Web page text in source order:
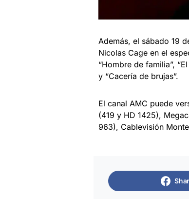
Además, el sábado 19
Nicolas Cage en el
“Hombre de familia”,
y “Cacería de brujas”.
El canal AMC puede
(419 y HD 1425),
963), Cablevisión